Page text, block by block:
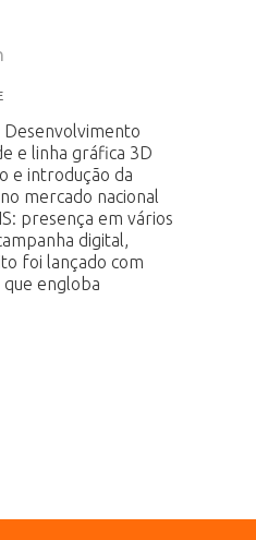
Desenvolvimento
e linha gráfica 3D
e introdução da
mercado nacional
presença em vários
digital,
foi lançado com
que engloba